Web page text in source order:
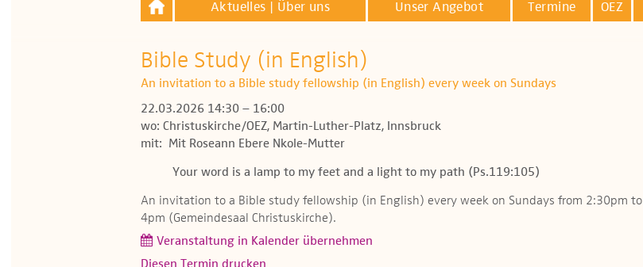
Aktuelles | Über uns Unser Angebot Termine OEZ
Bible Study (in English)
An invitation to a Bible study fellowship (in English) every week on Sundays
22.03.2026 14:30 – 16:00
wo: Christuskirche/OEZ, Martin-Luther-Platz, Innsbruck
mit: Mit Roseann Ebere Nkole-Mutter
Your word is a lamp to my feet and a light to my path (Ps.119:105)
An invitation to a Bible study fellowship (in English) every week on Sundays from 2:30pm to
4pm (Gemeindesaal Christuskirche).
Veranstaltung in Kalender übernehmen